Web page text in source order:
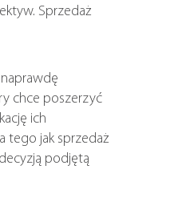
Sprzedaż
chce poszerzyć
ich
tego jak sprzedaż
podjętą